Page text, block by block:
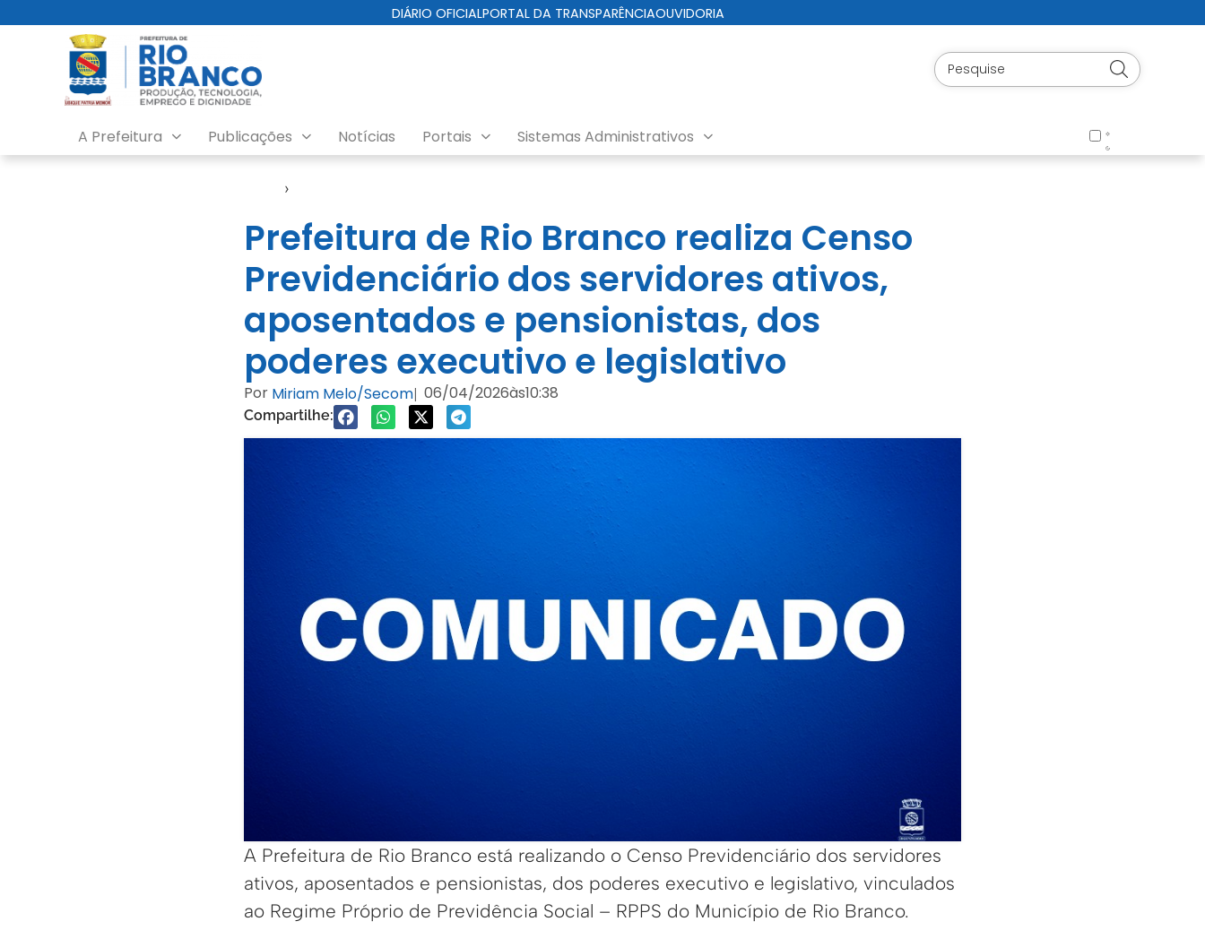
DIÁRIO OFICIALPORTAL DA TRANSPARÊNCIAOUVIDORIA
A Prefeitura Publicações Notícias Portais Sistemas Administrativos
›
Prefeitura de Rio Branco realiza Censo
Previdenciário dos servidores ativos,
aposentados e pensionistas, dos
poderes executivo e legislativo
Por Miriam Melo/Secom| 06/04/2026às10:38
Compartilhe:
A Prefeitura de Rio Branco está realizando o Censo Previdenciário dos servidores
ativos, aposentados e pensionistas, dos poderes executivo e legislativo, vinculados
ao Regime Próprio de Previdência Social – RPPS do Município de Rio Branco.